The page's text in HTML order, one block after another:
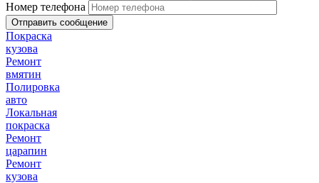
Номер телефона
Покраска
кузова
Ремонт
вмятин
Полировка
авто
Локальная
покраска
Ремонт
царапин
Ремонт
кузова